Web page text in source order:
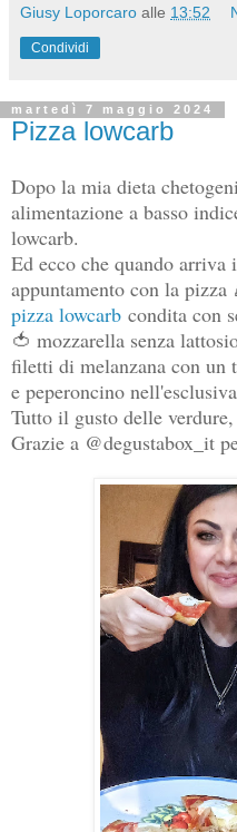
Giusy Loporcaro alle 13:52
Condividi
martedì 7 maggio 2024
Pizza lowcarb
Dopo la mia dieta
alimentazione a basso
lowcarb.
Ed ecco che quando arriva
appuntamento con la
pizza lowcarb condita con
🍅 mozzarella senza
filetti di melanzana con un
e peperoncino
Tutto il gusto delle
Grazie a @degustabox_it